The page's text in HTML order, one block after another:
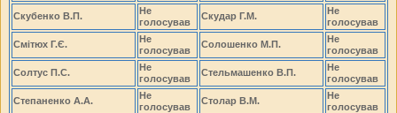
Скубенко В.П.
Не
голосував
Скудар Г.М.
Не
голосував
Смітюх Г.Є.
Не
голосував
Солошенко М.П.
Не
голосував
Солтус П.С.
Не
голосував
Стельмашенко В.П.
Не
голосував
Степаненко А.А.
Не
голосував
Столар В.М.
Не
голосував